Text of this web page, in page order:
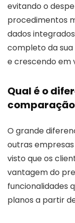
evitando o
procedimentos
dados
completo da sua
e crescendo em
Qual é o
O grande
outras
visto que os
vantagem do
funcionalidades
planos a partir